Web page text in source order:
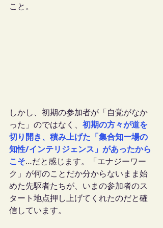
こと。
しかし、初期の参加者が「自覚がなか
った」のではなく、 初期の方々が道を
切り開き、積み上げた「集合知ー場の
知性/インテリジェンス」があったから
こそ…だと感じます。「エナジーワー
ク」が何のことだか分からないまま始
めた先駆者たちが、いまの参加者のス
タート地点押し上げてくれたのだと確
信しています。